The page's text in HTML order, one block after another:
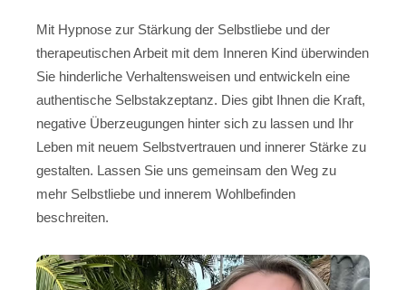
Mit Hypnose zur Stärkung der Selbstliebe und der
therapeutischen Arbeit mit dem Inneren Kind überwinden
Sie hinderliche Verhaltensweisen und entwickeln eine
authentische Selbstakzeptanz. Dies gibt Ihnen die Kraft,
negative Überzeugungen hinter sich zu lassen und Ihr
Leben mit neuem Selbstvertrauen und innerer Stärke zu
gestalten. Lassen Sie uns gemeinsam den Weg zu
mehr Selbstliebe und innerem Wohlbefinden
beschreiten.